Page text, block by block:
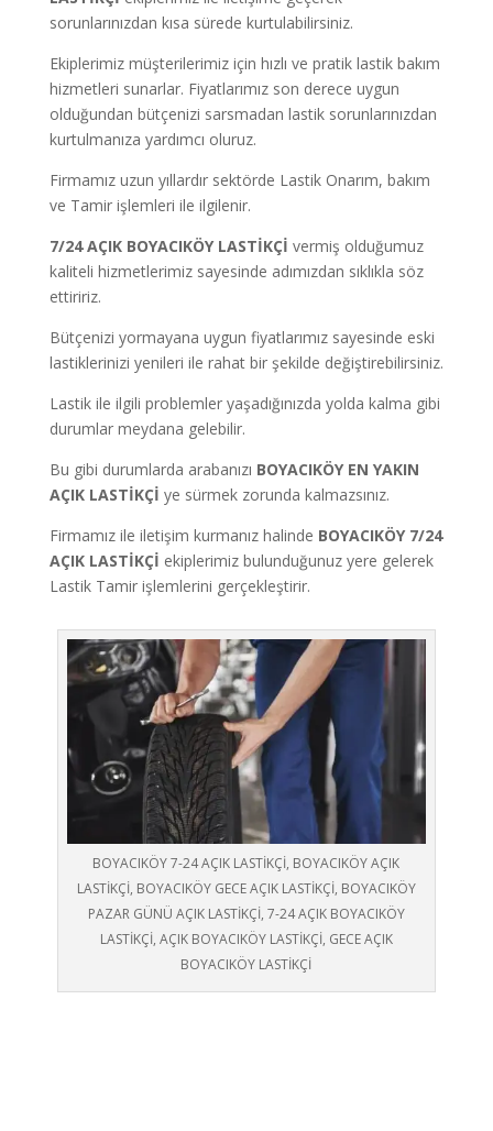
sorunlarınızdan kısa sürede kurtulabilirsiniz.
Ekiplerimiz müşterilerimiz için hızlı ve pratik lastik bakım
hizmetleri sunarlar. Fiyatlarımız son derece uygun
olduğundan bütçenizi sarsmadan lastik sorunlarınızdan
kurtulmanıza yardımcı oluruz.
Firmamız uzun yıllardır sektörde Lastik Onarım, bakım
ve Tamir işlemleri ile ilgilenir.
7/24 AÇIK BOYACIKÖY LASTİKÇİ vermiş olduğumuz
kaliteli hizmetlerimiz sayesinde adımızdan sıklıkla söz
ettiririz.
Bütçenizi yormayana uygun fiyatlarımız sayesinde eski
lastiklerinizi yenileri ile rahat bir şekilde değiştirebilirsiniz.
Lastik ile ilgili problemler yaşadığınızda yolda kalma gibi
durumlar meydana gelebilir.
Bu gibi durumlarda arabanızı BOYACIKÖY EN YAKIN
AÇIK LASTİKÇİ ye sürmek zorunda kalmazsınız.
Firmamız ile iletişim kurmanız halinde BOYACIKÖY 7/24
AÇIK LASTİKÇİ ekiplerimiz bulunduğunuz yere gelerek
Lastik Tamir işlemlerini gerçekleştirir.
BOYACIKÖY 7-24 AÇIK LASTİKÇİ, BOYACIKÖY AÇIK
LASTİKÇİ, BOYACIKÖY GECE AÇIK LASTİKÇİ, BOYACIKÖY
PAZAR GÜNÜ AÇIK LASTİKÇİ, 7-24 AÇIK BOYACIKÖY
LASTİKÇİ, AÇIK BOYACIKÖY LASTİKÇİ, GECE AÇIK
BOYACIKÖY LASTİKÇİ